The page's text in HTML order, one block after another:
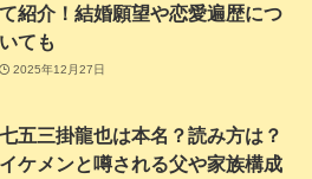
て紹介！結婚願望や恋愛遍歴につ
いても
2025年12月27日
七五三掛龍也は本名？読み方は？
イケメンと噂される父や家族構成